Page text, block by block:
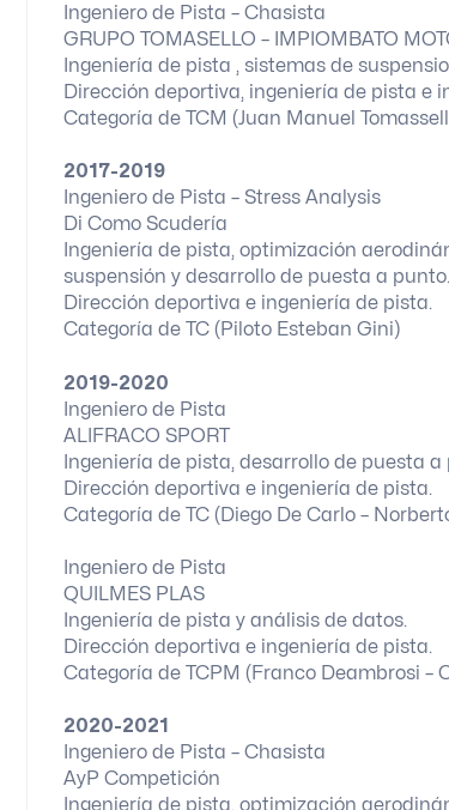
Ingeniero de Pista – Chasista
GRUPO TOMASELLO – IMPIOMBATO
Ingeniería de pista , sistemas de
Dirección deportiva, ingeniería de pista e
Categoría de TCM (Juan Manuel
2017-2019
Ingeniero de Pista – Stress Analysis
Di Como Scudería
Ingeniería de pista, optimización
suspensión y desarrollo de puesta a punto.
Dirección deportiva e ingeniería de pista.
Categoría de TC (Piloto Esteban Gini)
2019-2020
Ingeniero de Pista
ALIFRACO SPORT
Ingeniería de pista, desarrollo de puesta
Dirección deportiva e ingeniería de pista.
Categoría de TC (Diego De Carlo –
Ingeniero de Pista
QUILMES PLAS
Ingeniería de pista y análisis de datos.
Dirección deportiva e ingeniería de pista.
Categoría de TCPM (Franco Deambrosi –
2020-2021
Ingeniero de Pista – Chasista
AyP Competición
Ingeniería de pista, optimización